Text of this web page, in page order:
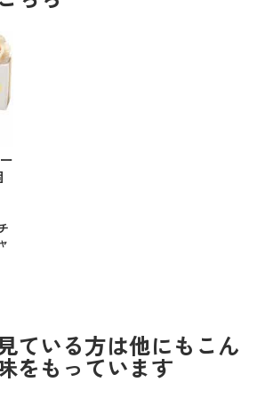
ている方は他にもこん
をもっています